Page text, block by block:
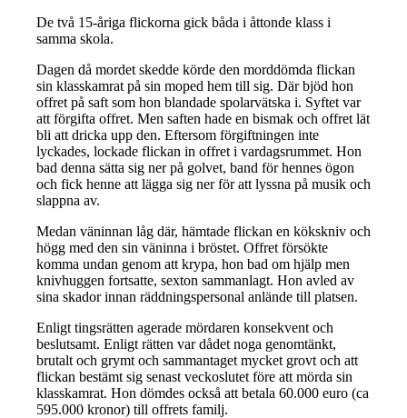
De två 15-åriga flickorna gick båda i åttonde klass i
samma skola.
Dagen då mordet skedde körde den morddömda flickan
sin klasskamrat på sin moped hem till sig. Där bjöd hon
offret på saft som hon blandade spolarvätska i. Syftet var
att förgifta offret. Men saften hade en bismak och offret lät
bli att dricka upp den. Eftersom förgiftningen inte
lyckades, lockade flickan in offret i vardagsrummet. Hon
bad denna sätta sig ner på golvet, band för hennes ögon
och fick henne att lägga sig ner för att lyssna på musik och
slappna av.
Medan väninnan låg där, hämtade flickan en kökskniv och
högg med den sin väninna i bröstet. Offret försökte
komma undan genom att krypa, hon bad om hjälp men
knivhuggen fortsatte, sexton sammanlagt. Hon avled av
sina skador innan räddningspersonal anlände till platsen.
Enligt tingsrätten agerade mördaren konsekvent och
beslutsamt. Enligt rätten var dådet noga genomtänkt,
brutalt och grymt och sammantaget mycket grovt och att
flickan bestämt sig senast veckoslutet före att mörda sin
klasskamrat. Hon dömdes också att betala 60.000 euro (ca
595.000 kronor) till offrets familj.